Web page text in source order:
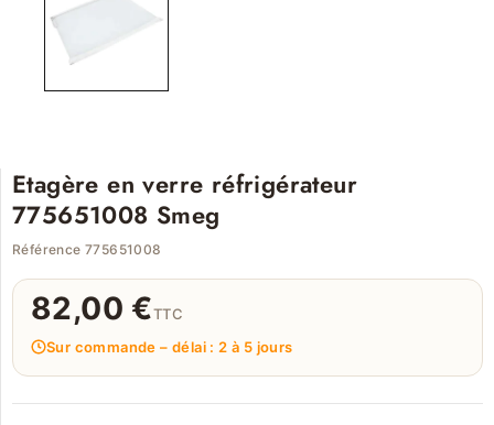
Etagère en verre réfrigérateur
775651008 Smeg
Référence 775651008
82,00 €TTC
Sur commande – délai : 2 à 5 jours